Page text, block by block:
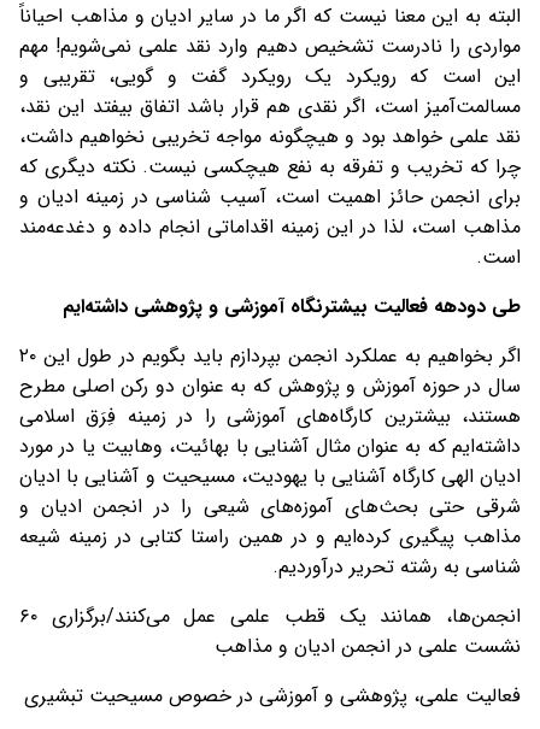
البته به این معنا نیست که اگر ما در سایر ادیان و مذاهب احیاناً
مواردی را نادرست تشخیص دهیم وارد نقد علمی نمی‌شویم! مهم
این است که رویکرد یک رویکرد گفت و گویی، تقریبی و
مسالمت‌آمیز است، اگر نقدی هم قرار باشد اتفاق بیفتد این نقد،
نقد علمی خواهد بود و هیچگونه مواجه تخریبی نخواهیم داشت،
چرا که تخریب و تفرقه به نفع هیچکسی نیست. نکته دیگری که
برای انجمن حائز اهمیت است، آسیب شناسی در زمینه ادیان و
مذاهب است، لذا در این زمینه اقداماتی انجام داده و دغدعه‌مند
است.
طی دودهه فعالیت بیشترنگاه آموزشی و پژوهشی داشته‌ایم
اگر بخواهیم به عملکرد انجمن بپردازم باید بگویم در طول این ۲۰
سال در حوزه آموزش و پژوهش که به عنوان دو رکن اصلی مطرح
هستند، بیشترین کارگاه‌های آموزشی را در زمینه فِرَق اسلامی
داشته‌ایم که به عنوان مثال آشنایی با بهائیت، وهابیت یا در مورد
ادیان الهی کارگاه آشنایی با یهودیت، مسیحیت و آشنایی با ادیان
شرقی حتی بحث‌های آموزه‌های شیعی را در انجمن ادیان و
مذاهب پیگیری کرده‌ایم و در همین راستا کتابی در زمینه شیعه
شناسی به رشته تحریر درآوردیم.
انجمن‌ها، همانند یک قطب علمی عمل می‌کنند/برگزاری ۶۰
نشست علمی در انجمن ادیان و مذاهب
فعالیت علمی، پژوهشی و آموزشی در خصوص مسیحیت تبشیری